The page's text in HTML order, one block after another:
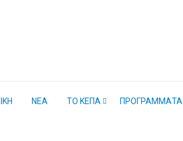
ΝΕΑ ΤΟ ΚΕΠΑ ΠΡΟΓΡΑΜΜΑΤΑ